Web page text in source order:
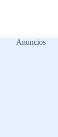
Anuncios